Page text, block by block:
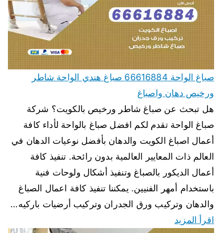
صباغ الواحة 66616884 صباغ هندي الواحة شاطر
ورخيص دهان واصباغ
هل تبحث عن صباغ شاطر ورخيص بالكويت؟ شركة
صباغ الواحة تقدم لكم افضل صباغ بالواحة لأداء كافة
أعمال اصباغ الكويت والدهان بأفضل نوعيات الدهان في
العالم ذات المعايير العالمية بدون رائحة. تنفيذ كافة
أعمال الديكور بالصباغ وتنفيذ أشكال ولوحات فنية
باستخدام أمهر الفنيين. يمكننا تنفيذ كافة اعمال الصباغ
والدهان وتركيب ورق الجدران وتركيب أرضيات باركيه…
اقرأ المزيد